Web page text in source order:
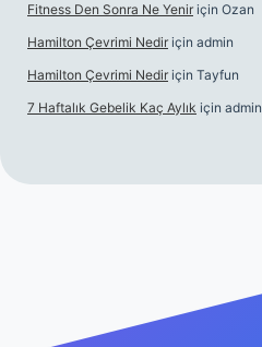
Fitness Den Sonra Ne Yenir için Ozan
Hamilton Çevrimi Nedir için admin
Hamilton Çevrimi Nedir için Tayfun
7 Haftalık Gebelik Kaç Aylık için admin